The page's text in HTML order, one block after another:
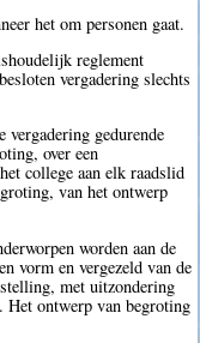
het om personen gaat.
reglement
vergadering slechts
gedurende
over een
college aan elk raadslid
van het ontwerp
worden aan de
vorm en vergezeld van de
met uitzondering
Het ontwerp van begroting